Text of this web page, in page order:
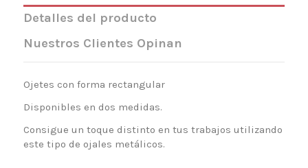
Detalles del producto
Nuestros Clientes Opinan
Ojetes con forma rectangular
Disponibles en dos medidas.
Consigue un toque distinto en tus trabajos utilizando
este tipo de ojales metálicos.